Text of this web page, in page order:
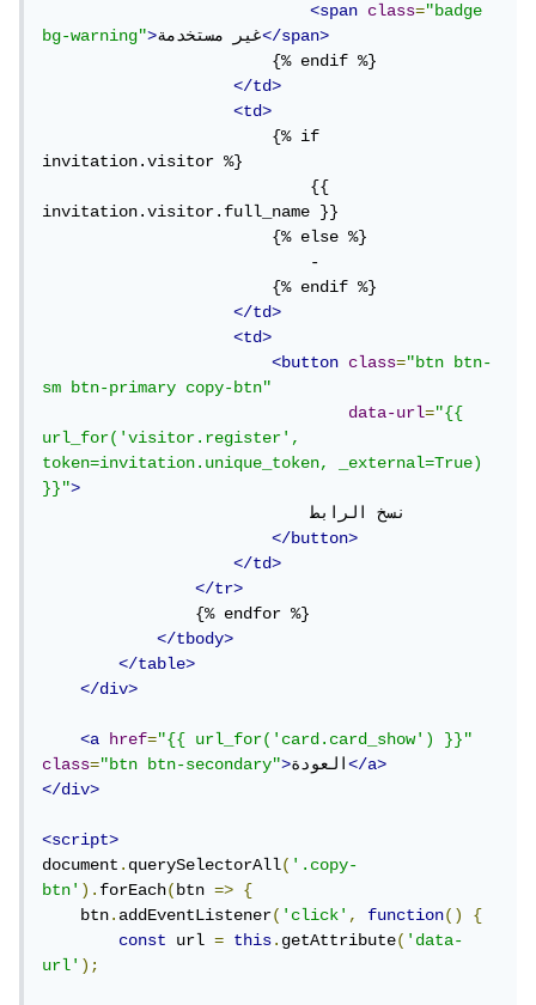
<span
class="badge
bg-warning">غير مستخدمة</span>
                        {% endif %}
</td>
<td>
                        {% if
invitation.visitor %}
                            {{
invitation.visitor.full_name }}
                        {% else %}
                            -
                        {% endif %}
</td>
<td>
<button
class="btn btn-
sm btn-primary copy-btn"
data-url="{{
url_for('visitor.register',
token=invitation.unique_token, _external=True)
}}">
                            نسخ الرابط
</button>
</td>
</tr>
                {% endfor %}
</tbody>
</table>
</div>
<a href="{{ url_for('card.card_show') }}"
class="btn btn-secondary">العودة</a>
</div>
<script>
document.querySelectorAll('.copy-
btn').forEach(btn =>
{
    btn
.addEventListener('click', function()
{
const
url = this.getAttribute('data-
url');